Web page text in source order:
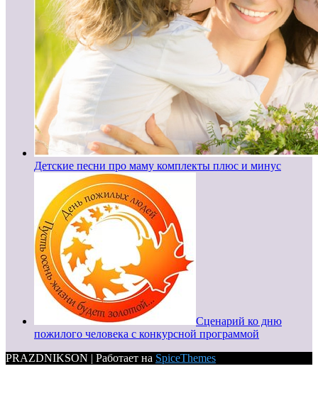
Детские песни про маму комплекты плюс и минус
Сценарий ко дню
пожилого человека с конкурсной программой
PRAZDNIKSON | Работает на SpiceThemes